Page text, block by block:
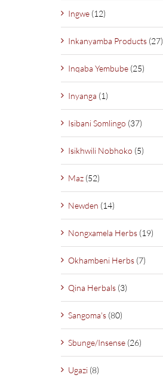
Ingwe (12)
Inkanyamba Products (27)
Inqaba Yembube (25)
Inyanga (1)
Isibani Somlingo (37)
Isikhwili Nobhoko (5)
Maz (52)
Newden (14)
Nongxamela Herbs (19)
Okhambeni Herbs (7)
Qina Herbals (3)
Sangoma's (80)
Sbunge/Insense (26)
Ugazi (8)